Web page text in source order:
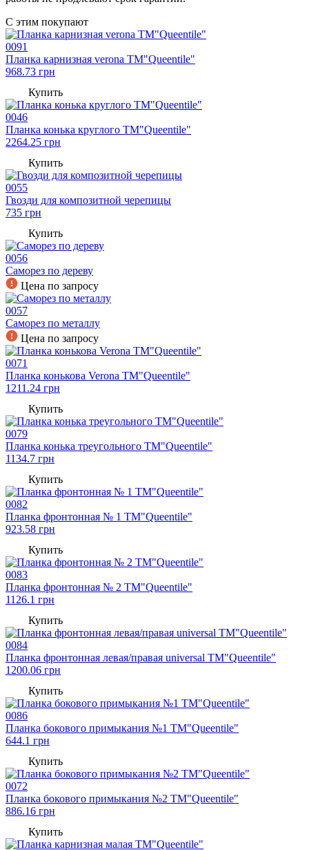
C этим покупают
0091
Планка карнизная verona TM"Queentile"
968.73 грн
Купить
0046
Планка конька круглого TM"Queentile"
2264.25 грн
Купить
0055
Гвозди для композитной черепицы
735 грн
Купить
0056
Саморез по дереву
Цена по запросу
0057
Саморез по металлу
Цена по запросу
0071
Планка конькова Verona TM"Queentile"
1211.24 грн
Купить
0079
Планка конька треугольного TM"Queentile"
1134.7 грн
Купить
0082
Планка фронтонная № 1 TM"Queentile"
923.58 грн
Купить
0083
Планка фронтонная № 2 TM"Queentile"
1126.1 грн
Купить
0084
Планка фронтонная левая/правая universal TM"Queentile"
1200.06 грн
Купить
0086
Планка бокового примыкания №1 TM"Queentile"
644.1 грн
Купить
0072
Планка бокового примыкания №2 TM"Queentile"
886.16 грн
Купить